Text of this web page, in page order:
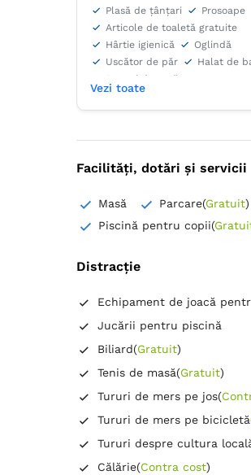
Plasă de ţânţari
Prosoape
Articole de toaletă gratuite
Hârtie igienică
Oglindă
Uscător de păr
Halat de
Papuci de casă
Fierbător de apă
Vezi toate
Facilități, dotări și servicii
Masă Parcare(Gratuit)
Piscină pentru copii(
Distracție
Echipament de joacă
Jucării pentru piscină
Biliard(Gratuit)
Tenis de masă(Gratuit)
Tururi de mers pe jos(
Tururi de mers pe bicicletă
Tururi despre cultura
Călărie(Contra cost)